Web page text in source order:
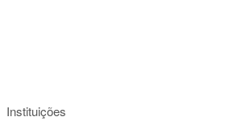
Instituições